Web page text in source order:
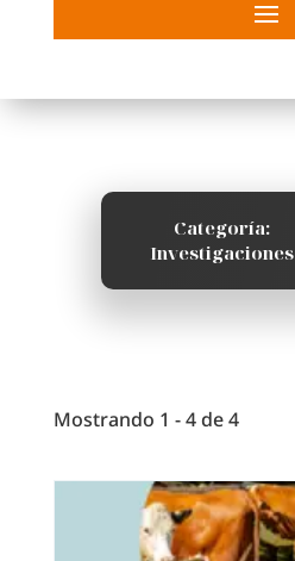
Categoría:
Investigaciones
Mostrando 1 - 4 de 4